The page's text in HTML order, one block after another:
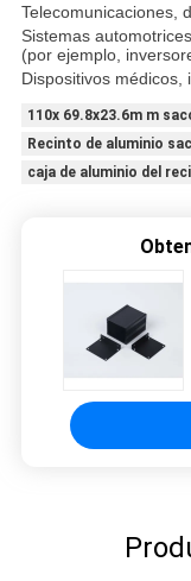
Telecomunicaciones,
Sistemas
(por ejemplo,
Dispositivos
110x 69.8x23.6m m
Recinto de aluminio
caja de aluminio del